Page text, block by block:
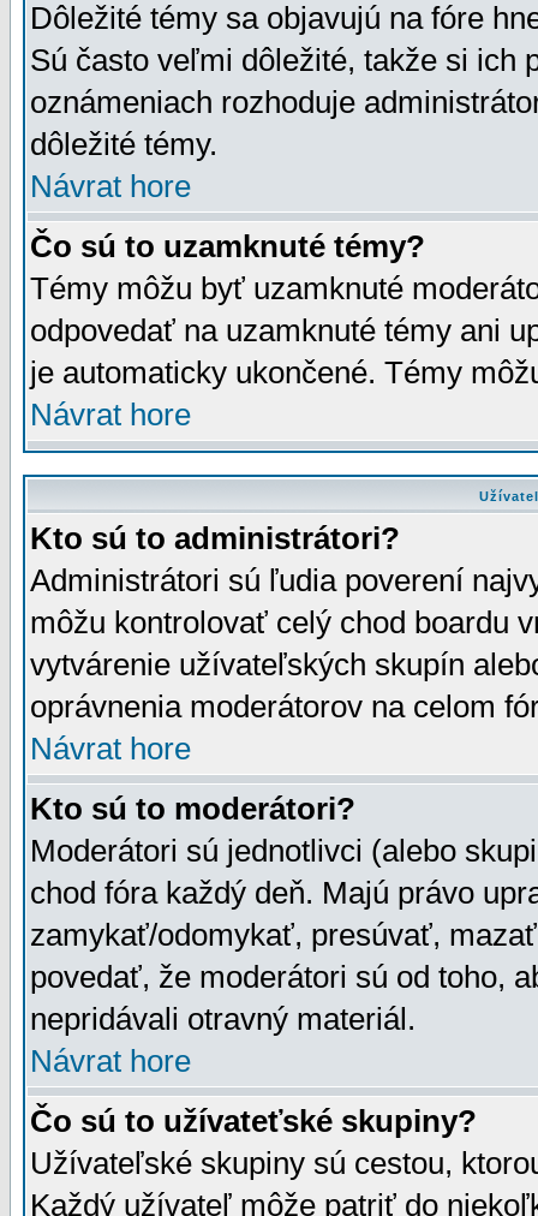
Dôležité témy sa objavujú na fóre
Sú často veľmi dôležité, takže si ich
oznámeniach rozhoduje
dôležité témy.
Návrat hore
Čo sú to uzamknuté témy?
Témy môžu byť uzamknuté
odpovedať na uzamknuté témy ani
je automaticky ukončené. Témy
Návrat hore
Kto sú to administrátori?
Administrátori sú ľudia poverení
môžu kontrolovať celý chod boardu
vytvárenie užívateľských skupín
oprávnenia moderátorov na celom
Návrat hore
Kto sú to moderátori?
Moderátori sú jednotlivci (alebo
chod fóra každý deň. Majú právo
zamykať/odomykať, presúvať,
povedať, že moderátori sú od toho,
nepridávali otravný materiál.
Návrat hore
Čo sú to užívateťské skupiny?
Užívateľské skupiny sú cestou,
Každý užívateľ môže patriť do